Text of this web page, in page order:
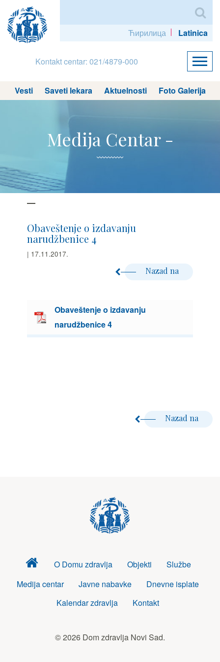
Ћирилица Latinica
Kontakt centar: 021/4879-000
Vesti Saveti lekara Aktuelnosti Foto Galerija
Medija Centar -
Obaveštenje o izdavanju
narudžbenice 4
| 17.11.2017.
Nazad na
Obaveštenje o izdavanju
narudžbenice 4
Nazad na
Dom
zdravlja
O Domu zdravlja Objekti
Službe
Medija centar
Javne nabavke
Dnevne isplate
Kalendar zdravlja
Kontakt
© 2026 Dom zdravlja Novi Sad.